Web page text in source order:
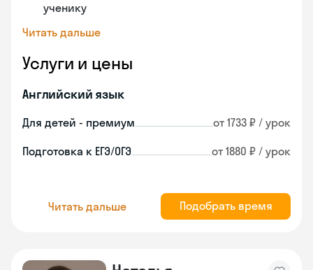
ученику
Читать дальше
Услуги и цены
Английский язык
Для детей - премиум от 1733 ₽ / урок
Подготовка к ЕГЭ/ОГЭ от 1880 ₽ / урок
Читать дальше Подобрать время